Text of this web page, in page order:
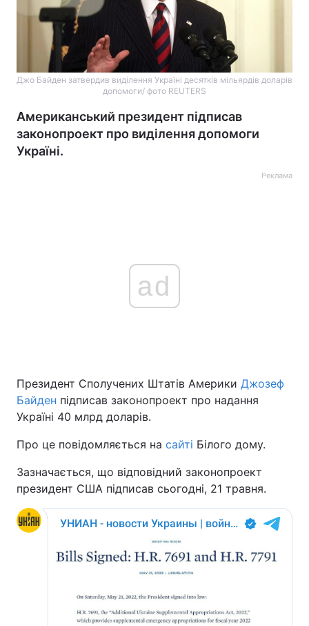
Джо Байден затвердив виділення Україні десятків мільярдів доларів
допомоги/ фото REUTERS
Американський президент підписав
законопроект про виділення допомоги
Україні.
Реклама
ad
Президент Сполучених Штатів Америки Джозеф
Байден підписав законопроект про надання
Україні 40 млрд доларів.
Про це повідомляється на сайті Білого дому.
Зазначається, що відповідний законопроект
президент США підписав сьогодні, 21 травня.